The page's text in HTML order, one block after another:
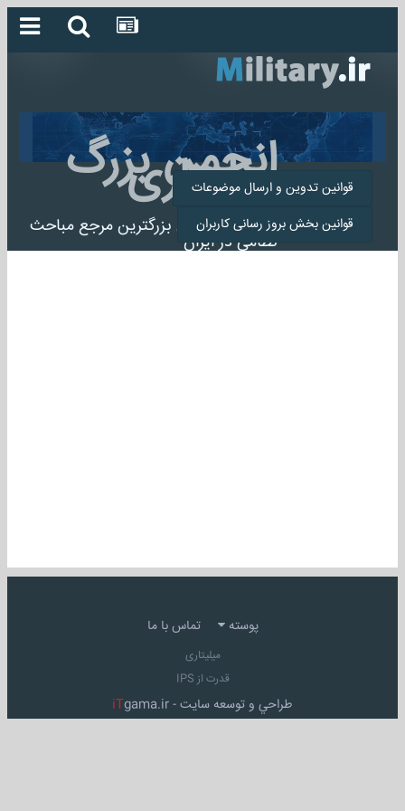
انجمن بزرگ
میلیتاری
انجمن میلیتاری بزرگترین مرجع مباحث
نظامی در ایران
قوانین تدوین و ارسال موضوعات
قوانین بخش بروز رسانی کاربران
پوسته تماس با ما
میلیتاری
قدرت از IPS
طراحي و توسعه سايت - iTgama.ir